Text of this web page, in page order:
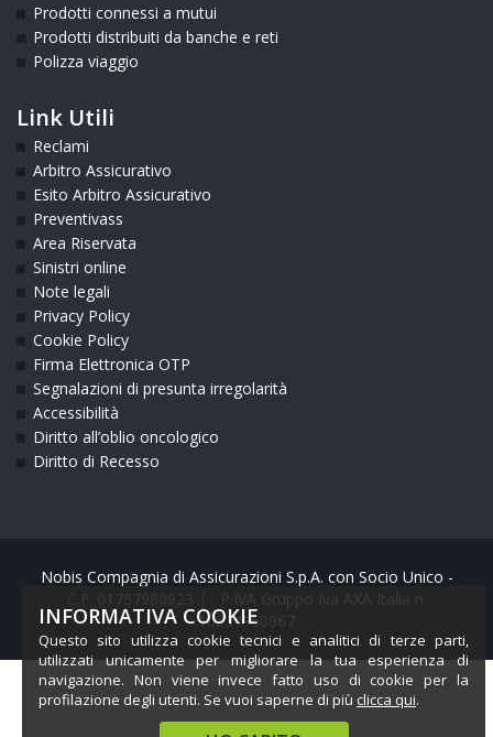
Prodotti connessi a mutui
Prodotti distribuiti da banche e reti
Polizza viaggio
Link Utili
Reclami
Arbitro Assicurativo
Esito Arbitro Assicurativo
Preventivass
Area Riservata
Sinistri online
Note legali
Privacy Policy
Cookie Policy
Firma Elettronica OTP
Segnalazioni di presunta irregolarità
Accessibilità
Diritto all’oblio oncologico
Diritto di Recesso
Nobis Compagnia di Assicurazioni S.p.A. con Socio Unico -
10534960967
INFORMATIVA COOKIE
Questo sito utilizza cookie tecnici e analitici di terze parti,
utilizzati unicamente per migliorare la tua esperienza di
navigazione. Non viene invece fatto uso di cookie per la
profilazione degli utenti. Se vuoi saperne di più clicca qui.